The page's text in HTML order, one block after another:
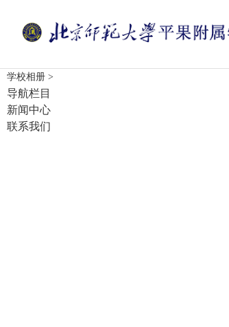
学校相册 >
导航栏目
新闻中心
联系我们